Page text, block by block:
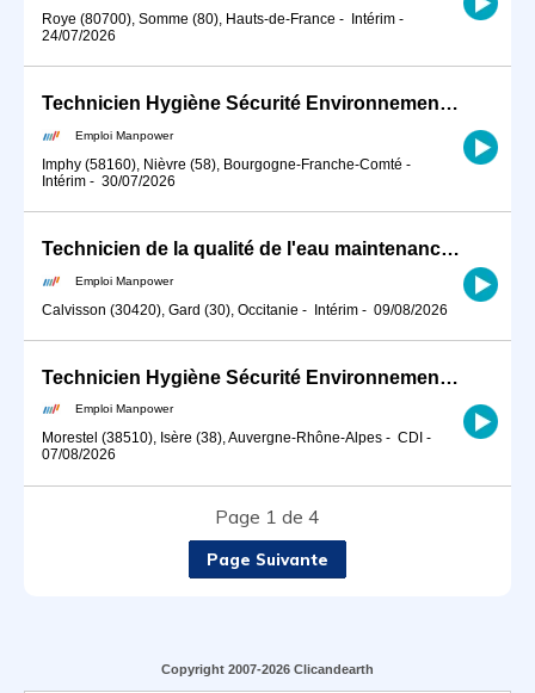
Roye (80700), Somme (80), Hauts-de-France - Intérim -
24/07/2026
Technicien Hygiène Sécurité Environnement (HSE) (H/F)
Emploi Manpower
Imphy (58160), Nièvre (58), Bourgogne-Franche-Comté -
Intérim - 30/07/2026
Technicien de la qualité de l'eau maintenance industrielle (H/F)
Emploi Manpower
Calvisson (30420), Gard (30), Occitanie - Intérim - 09/08/2026
Technicien Hygiène Sécurité Environnement (HSE) (H/F)
Emploi Manpower
Morestel (38510), Isère (38), Auvergne-Rhône-Alpes - CDI -
07/08/2026
Page 1 de 4
Page Suivante
Copyright 2007-2026 Clicandearth